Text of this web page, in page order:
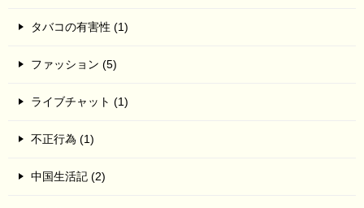
タバコの有害性 (1)
ファッション (5)
ライブチャット (1)
不正行為 (1)
中国生活記 (2)